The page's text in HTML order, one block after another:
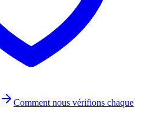
Comment nous vérifions chaque